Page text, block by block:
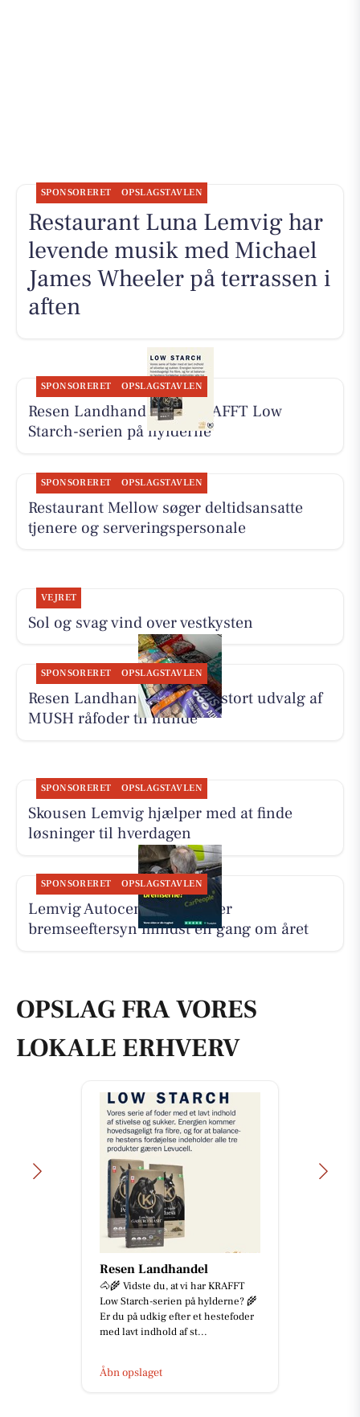
SPONSORERET OPSLAGSTAVLEN
Restaurant Luna Lemvig har
levende musik med Michael
James Wheeler på terrassen i
aften
SPONSORERET OPSLAGSTAVLEN
Resen Landhandel har KRAFFT Low
Starch-serien på hylderne
SPONSORERET OPSLAGSTAVLEN
Restaurant Mellow søger deltidsansatte
tjenere og serveringspersonale
VEJRET
Sol og svag vind over vestkysten
SPONSORERET OPSLAGSTAVLEN
Resen Landhandel tilbyder stort udvalg af
MUSH råfoder til hunde
SPONSORERET OPSLAGSTAVLEN
Skousen Lemvig hjælper med at finde
løsninger til hverdagen
SPONSORERET OPSLAGSTAVLEN
Lemvig Autocenter anbefaler
bremseeftersyn mindst én gang om året
OPSLAG FRA VORES
LOKALE ERHVERV
Resen Landhandel
🐴🌾 Vidste du, at vi har KRAFFT
Low Starch-serien på hylderne? 🌾
Er du på udkig efter et hestefoder
med lavt indhold af st...
Åbn opslaget